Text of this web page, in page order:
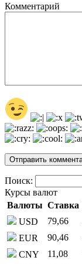
Комментарий
Поиск:
Курсы валют
Валюты Ставка
USD
79,66
EUR
90,46
CNY
11,08